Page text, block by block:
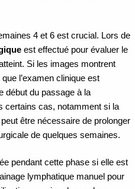
4 et 6 est crucial. Lors de
est effectué pour évaluer le
Si les images montrent
l’examen clinique est
début du passage à la
certains cas, notamment si la
être nécessaire de prolonger
de quelques semaines.
pendant cette phase si elle est
lymphatique manuel pour